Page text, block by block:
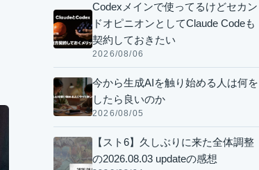
Codexメインで使ってるけどセカン
ドオピニオンとしてClaude Codeも
契約しておきたい
2026/08/06
今から生成AIを触り始める人は何を
したら良いのか
2026/08/05
【スト6】久しぶりに来た全体調整
の2026.08.03 updateの感想